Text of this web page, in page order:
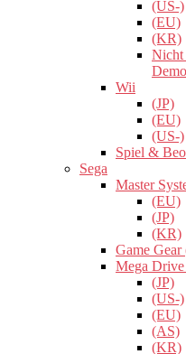
(US-)
(EU)
(KR)
Nicht
Wii
(JP)
(EU)
(US-)
Spiel &
Sega
Master
(EU)
(JP)
(KR)
Game
Mega Drive
(JP)
(US-)
(EU)
(AS)
(KR)